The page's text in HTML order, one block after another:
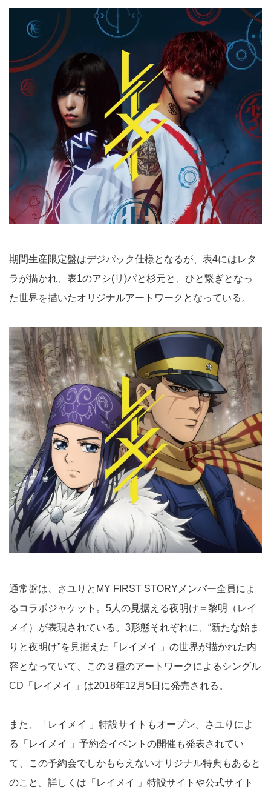
期間生産限定盤はデジパック仕様となるが、表4にはレタ
ラが描かれ、表1のアシ(リ)パと杉元と、ひと繋ぎとなっ
た世界を描いたオリジナルアートワークとなっている。
通常盤は、さユりとMY FIRST STORYメンバー全員によ
るコラボジャケット。5人の見据える夜明け＝黎明（レイ
メイ）が表現されている。3形態それぞれに、“新たな始ま
りと夜明け”を見据えた「レイメイ 」の世界が描かれた内
容となっていて、この３種のアートワークによるシングル
CD「レイメイ 」は2018年12月5日に発売される。
また、「レイメイ 」特設サイトもオープン。さユりによ
る「レイメイ 」予約会イベントの開催も発表されてい
て、この予約会でしかもらえないオリジナル特典もあると
のこと。詳しくは「レイメイ 」特設サイトや公式サイト